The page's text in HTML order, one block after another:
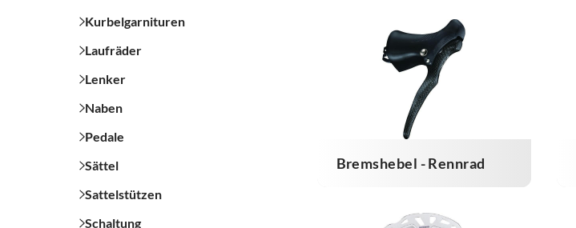
Kurbelgarnituren
Laufräder
Lenker
Naben
Pedale
Sättel
Sattelstützen
Schaltung
Bremshebel - Rennrad